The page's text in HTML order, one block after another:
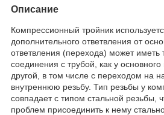
Описание
Компрессионный тройник
дополнительного ответвления от
ответвления (перехода) может иметь
соединения с трубой, как у
другой, в том числе с переходом на
внутреннюю резьбу. Тип резьбы у
совпадает с типом стальной резьбы,
проблем присоединить к нему